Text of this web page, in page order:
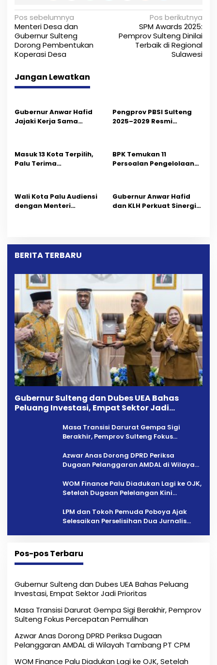
N
a
v
g
s
p
o
Pos sebelumnya
Menteri Desa dan
Gubernur Sulteng
Dorong Pembentukan
Koperasi Desa
Pos berikutnya
SPM Awards 2025:
Pemprov Sulteng Dinilai
Terbaik di Regional
Sulawesi
Jangan Lewatkan
Gubernur Anwar Hafid
Jajaki Kerja Sama
Pengprov PBSI Sulteng
2025–2029 Resmi
Masuk 13 Kota Terpilih,
Palu Terima
BPK Temukan 11
Persoalan Pengelolaan
Wali Kota Palu Audiensi
dengan Menteri
Gubernur Anwar Hafid
dan KLH Perkuat Sinergi
BERITA TERBARU
Gubernur Sulteng dan Dubes UEA Bahas
Peluang Investasi, Empat Sektor Jadi
Masa Transisi Darurat Gempa Sigi
Berakhir, Pemprov Sulteng Fokus
Azwar Anas Dorong DPRD Periksa
Dugaan Pelanggaran AMDAL di Wilayah
‎WOM Finance Palu Diadukan Lagi ke OJK,
Setelah Dugaan Pelelangan Kini
LPM dan Tokoh Pemuda Poboya Ajak
Selesaikan Perselisihan Dua Jurnalis
Pos-pos Terbaru
Gubernur Sulteng dan Dubes UEA Bahas Peluang
Investasi, Empat Sektor Jadi Prioritas
Masa Transisi Darurat Gempa Sigi Berakhir, Pemprov
Sulteng Fokus Percepatan Pemulihan
Azwar Anas Dorong DPRD Periksa Dugaan
Pelanggaran AMDAL di Wilayah Tambang PT CPM
‎WOM Finance Palu Diadukan Lagi ke OJK, Setelah